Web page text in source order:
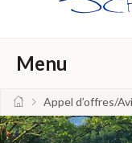
Menu
Appel d’offres/